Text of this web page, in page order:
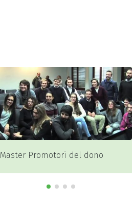
Carlo Borzaga per
intraprendenti –
terzo settore,
sociale”